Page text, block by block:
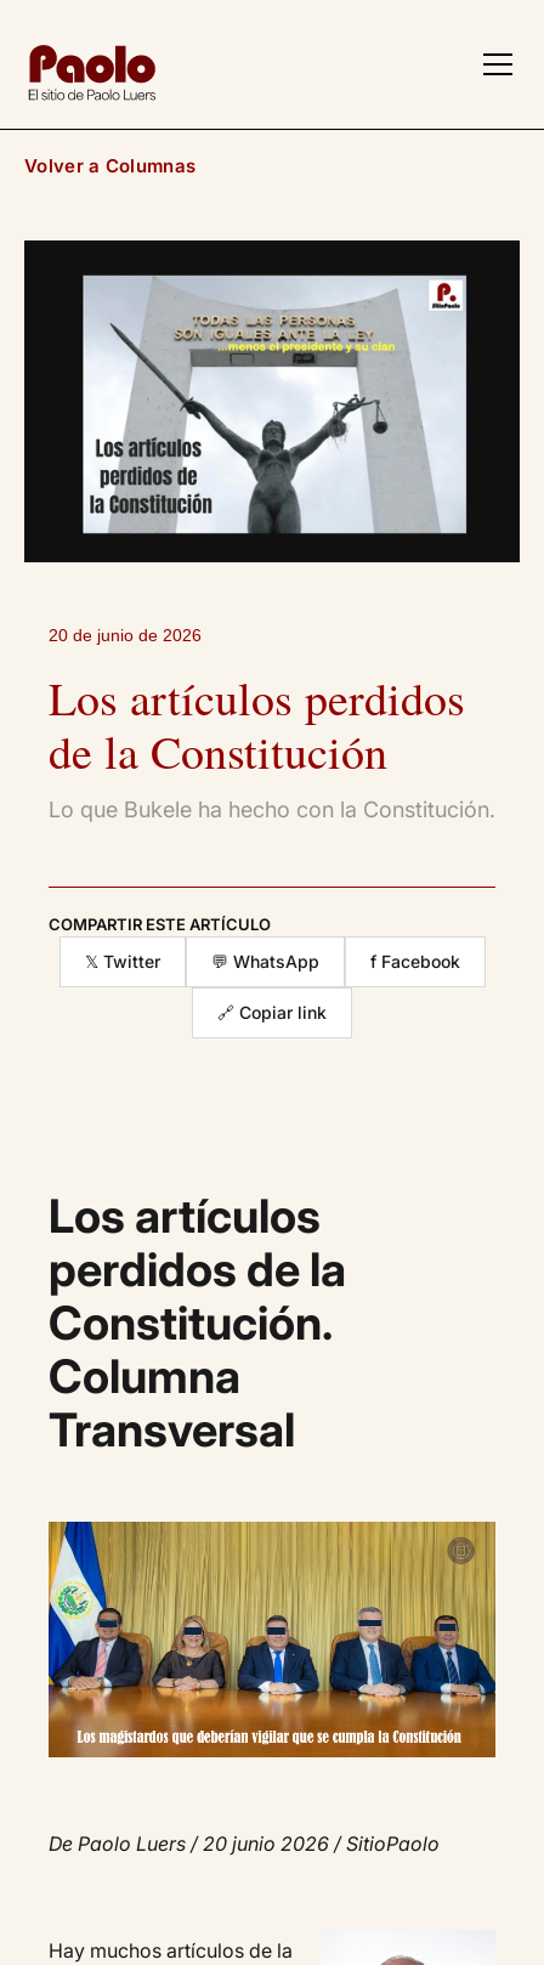
Volver a Columnas
20 de junio de 2026
Los artículos perdidos
de la Constitución
Lo que Bukele ha hecho con la Constitución.
COMPARTIR ESTE ARTÍCULO
𝕏 Twitter 💬 WhatsApp f Facebook
🔗 Copiar link
Los artículos
perdidos de la
Constitución.
Columna
Transversal
De Paolo Luers / 20 junio 2026 / SitioPaolo
Hay muchos artículos de la